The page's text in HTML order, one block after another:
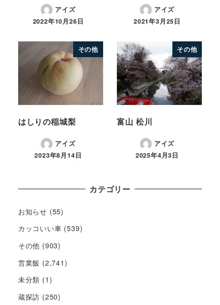
アイズ
2022年10月26日
アイズ
2021年3月25日
その他
はしりの稲城梨
アイズ
2023年8月14日
その他
富山 松川
アイズ
2025年4月3日
カテゴリー
お知らせ (55)
カッコいい車 (539)
その他 (903)
営業飯 (2,741)
未分類 (1)
蔵探訪 (250)